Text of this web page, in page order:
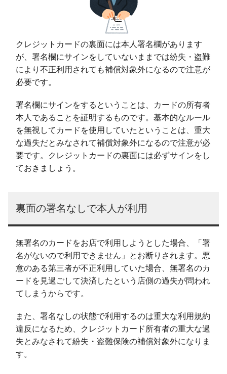
クレジットカードの裏面には本人署名欄があります
が、署名欄にサインをしていないままでは紛失・盗難
により不正利用されても補償対象外になるので注意が
必要です。
署名欄にサインをするということは、カードの所有者
本人であることを証明するものです。基本的なルール
を無視してカードを使用していたということは、重大
な過失だとみなされて補償対象外になるので注意が必
要です。クレジットカードの裏面には必ずサインをし
ておきましょう。
裏面の署名なしで本人が利用
無署名のカードをお店で利用しようとした場合、「署
名がないので利用できません」とお断りされます。悪
意のある第三者が不正利用していた場合、無署名のカ
ードを見過ごして決済したという店側の過失が問われ
てしまうからです。
また、署名なしの状態で利用するのは重大な利用規約
違反になるため、クレジットカード所有者の重大な過
失とみなされて紛失・盗難保険の補償対象外になりま
す。